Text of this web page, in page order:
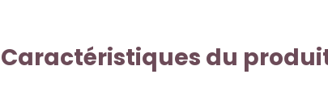
Caractéristiques du